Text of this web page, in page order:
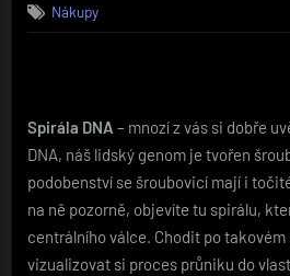
Nákupy
Spirála DNA – mnozí z vás si dobře
DNA, náš lidský genom je tvořen
podobenství se šroubovicí mají i
na ně pozorně, objevíte tu spirálu,
centrálního válce. Chodit po
vizualizovat si proces průniku do